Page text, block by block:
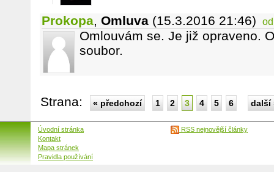
Prokopa, Omluva (15.3.2016 21:46)
Omlouvám se. Je již opraveno.
soubor.
Strana: « předchozí 1 2 3 4 5 6 další
Úvodní stránka
Kontakt
Mapa stránek
Pravidla používání
RSS nejnovější články